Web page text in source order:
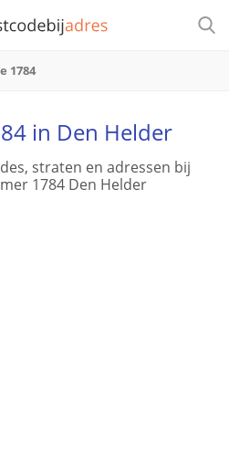
1784
in Den Helder
straten en adressen bij
1784 Den Helder